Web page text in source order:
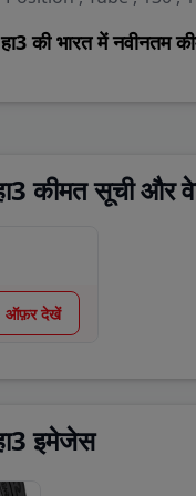
की भारत में नवीनतम
कीमतें, होर्सपावर,
कीमत सूची और
ऑफ़र देखें
इमेजेस